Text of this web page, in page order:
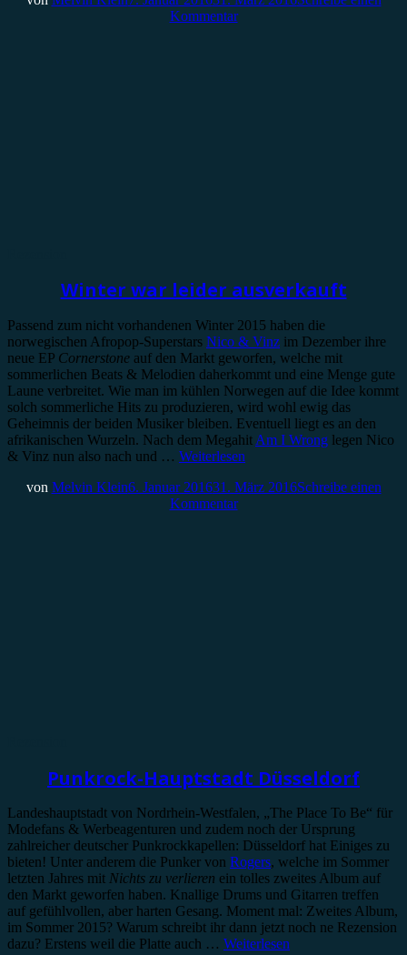
Kommentar
Winter war leider ausverkauft
Passend zum nicht vorhandenen Winter 2015 haben die
norwegischen Afropop-Superstars Nico & Vinz im Dezember ihre
neue EP Cornerstone auf den Markt geworfen, welche mit
sommerlichen Beats & Melodien daherkommt und eine Menge gute
Laune verbreitet. Wie man im kühlen Norwegen auf die Idee kommt
solch sommerliche Hits zu produzieren, wird wohl ewig das
Geheimnis der beiden Musiker bleiben. Eventuell liegt es an den
afrikanischen Wurzeln. Nach dem Megahit Am I Wrong legen Nico
& Vinz nun also nach und … Weiterlesen
von Melvin Klein6. Januar 201631. März 2016Schreibe einen
Kommentar
Punkrock-Hauptstadt Düsseldorf
Landeshauptstadt von Nordrhein-Westfalen, „The Place To Be“ für
Modefans & Werbeagenturen und zudem noch der Ursprung
zahlreicher deutscher Punkrockkapellen: Düsseldorf hat Einiges zu
bieten! Unter anderem die Punker von Rogers, welche im Sommer
letzten Jahres mit Nichts zu verlieren ein tolles zweites Album auf
den Markt geworfen haben. Knallige Drums und Gitarren treffen
auf gefühlvollen, aber harten Gesang. Moment mal: Zweites Album,
im Sommer 2015? Warum schreibt ihr dann jetzt noch ne Rezension
dazu? Erstens weil die Platte auch … Weiterlesen